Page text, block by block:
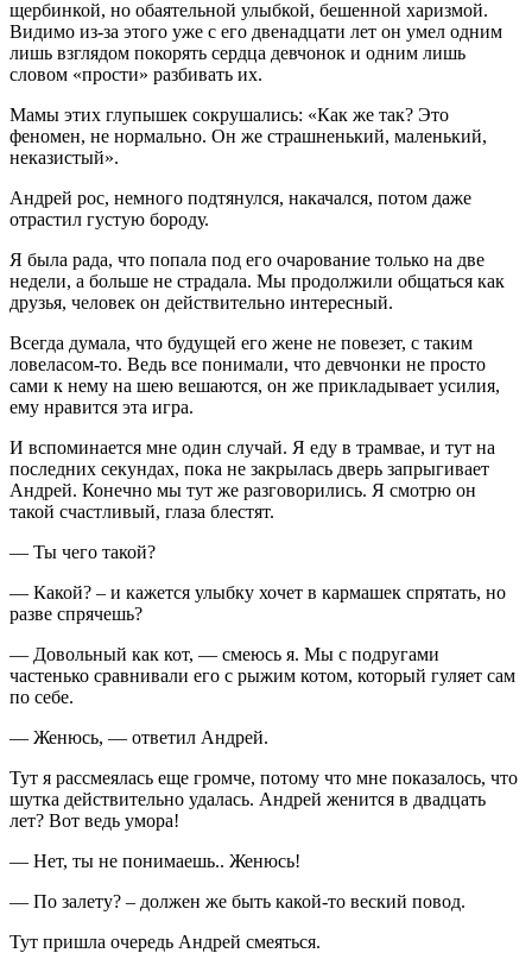
щербинкой, но обаятельной улыбкой, бешенной харизмой.
Видимо из-за этого уже с его двенадцати лет он умел одним
лишь взглядом покорять сердца девчонок и одним лишь
словом «прости» разбивать их.
Мамы этих глупышек сокрушались: «Как же так? Это
феномен, не нормально. Он же страшненький, маленький,
неказистый».
Андрей рос, немного подтянулся, накачался, потом даже
отрастил густую бороду.
Я была рада, что попала под его очарование только на две
недели, а больше не страдала. Мы продолжили общаться как
друзья, человек он действительно интересный.
Всегда думала, что будущей его жене не повезет, с таким
ловеласом-то. Ведь все понимали, что девчонки не просто
сами к нему на шею вешаются, он же прикладывает усилия,
ему нравится эта игра.
И вспоминается мне один случай. Я еду в трамвае, и тут на
последних секундах, пока не закрылась дверь запрыгивает
Андрей. Конечно мы тут же разговорились. Я смотрю он
такой счастливый, глаза блестят.
— Ты чего такой?
— Какой? – и кажется улыбку хочет в кармашек спрятать, но
разве спрячешь?
— Довольный как кот, — смеюсь я. Мы с подругами
частенько сравнивали его с рыжим котом, который гуляет сам
по себе.
— Женюсь, — ответил Андрей.
Тут я рассмеялась еще громче, потому что мне показалось, что
шутка действительно удалась. Андрей женится в двадцать
лет? Вот ведь умора!
— Нет, ты не понимаешь.. Женюсь!
— По залету? – должен же быть какой-то веский повод.
Тут пришла очередь Андрей смеяться.